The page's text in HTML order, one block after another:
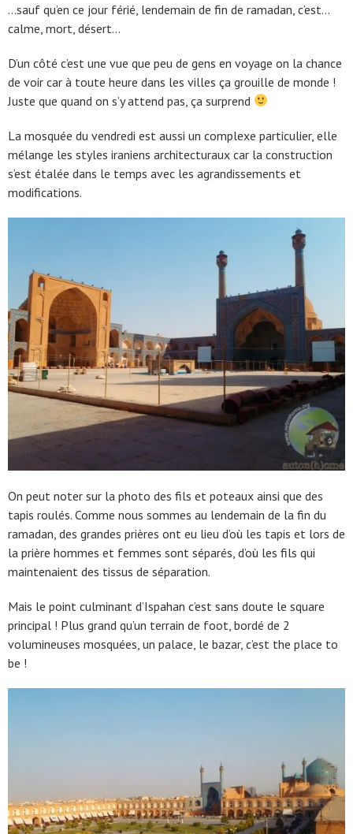
…sauf qu’en ce jour férié, lendemain de fin de ramadan, c’est…
calme, mort, désert…
D’un côté c’est une vue que peu de gens en voyage on la chance
de voir car à toute heure dans les villes ça grouille de monde !
Juste que quand on s’y attend pas, ça surprend
La mosquée du vendredi est aussi un complexe particulier, elle
mélange les styles iraniens architecturaux car la construction
s’est étalée dans le temps avec les agrandissements et
modifications.
On peut noter sur la photo des fils et poteaux ainsi que des
tapis roulés. Comme nous sommes au lendemain de la fin du
ramadan, des grandes prières ont eu lieu d’où les tapis et lors de
la prière hommes et femmes sont séparés, d’où les fils qui
maintenaient des tissus de séparation.
Mais le point culminant d’Ispahan c’est sans doute le square
principal ! Plus grand qu’un terrain de foot, bordé de 2
volumineuses mosquées, un palace, le bazar, c’est the place to
be !